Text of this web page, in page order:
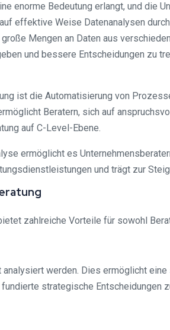
enorme Bedeutung erlangt, und die
effektive Weise Datenanalysen
Mengen an Daten aus
und bessere Entscheidungen zu
ist die Automatisierung von
Beratern, sich auf
auf C-Level-Ebene.
ermöglicht es
und trägt zur
zahlreiche Vorteile für sowohl
werden. Dies ermöglicht
strategische Entscheidungen